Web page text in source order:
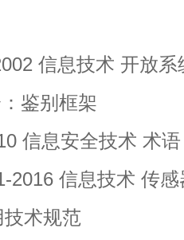
信息技术 开放系
鉴别框架
信息安全技术 术语
信息技术 传感
术规范